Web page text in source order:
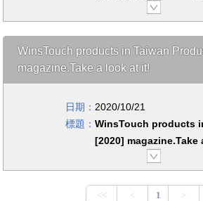
CVE-2025-27840
改晶片以解鎖其
程式，或是進行
擊。
手機、電腦或其
取存在於這些裝
商業對話，也可
綜觀團隊執行的專案
投入自主研發創新方
整合應用快速提供給
科技在AI影像方面的
件辨識、熱成像鏡頭
需求不謀而合，一款
具有AI運算能力開發
引擎，讓HUB 8735
不想錯過更新通知嗎?
頁隨時收到更新訊息
WinsTouch products in Taiwan
magazine.Take a look at it!
日期： 2020/10/21
標題： WinsTouch products
[2020] magazine.Take